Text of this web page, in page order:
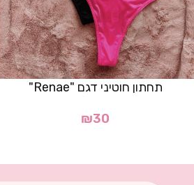
תחתון חוטיני דגם "Renae"
₪30